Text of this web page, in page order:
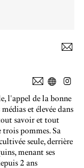
l'appel de la bonne
et élevée dans
savoir et tout
pommes. Sa
seule, derrière
menant ses
2 ans